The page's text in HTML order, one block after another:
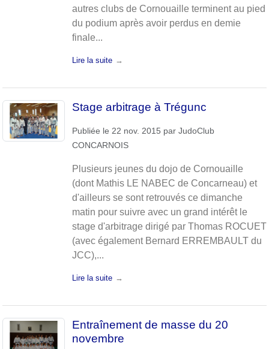
autres clubs de Cornouaille terminent au pied
du podium après avoir perdus en demie
finale...
Lire la suite
Stage arbitrage à Trégunc
Publiée le 22 nov. 2015 par JudoClub
CONCARNOIS
Plusieurs jeunes du dojo de Cornouaille
(dont Mathis LE NABEC de Concarneau) et
d'ailleurs se sont retrouvés ce dimanche
matin pour suivre avec un grand intérêt le
stage d'arbitrage dirigé par Thomas ROCUET
(avec également Bernard ERREMBAULT du
JCC),...
Lire la suite
Entraînement de masse du 20
novembre